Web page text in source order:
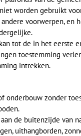
worden gebruikt
voorwerpen, en
tot de in het eerste
toestemming
intrekken.
onderbouw zonder
de buitenzijde van
uithangborden,